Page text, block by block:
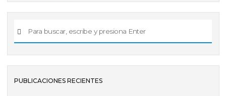
PUBLICACIONES RECIENTES